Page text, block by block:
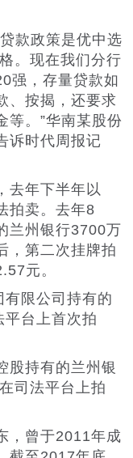
款政策是优中选
。现在我们分行
强，存量贷款如
、按揭，还要求
等。”华南某股份
诉时代周报记
年下半年以
拍卖。去年8
兰州银行3700万
，第二次挂牌拍
元。
限公司持有的
台上首次拍
持有的兰州银
司法平台上拍
曾于2011年成